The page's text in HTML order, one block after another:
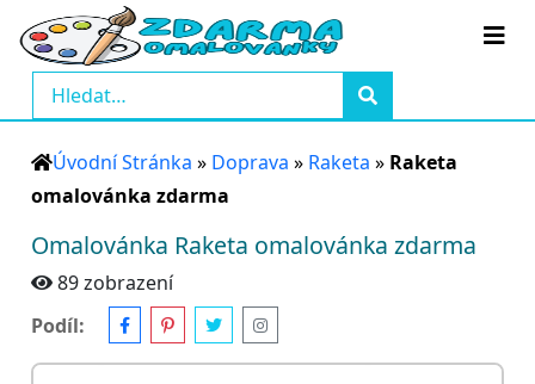
Úvodní Stránka » Doprava » Raketa » Raketa
omalovánka zdarma
Omalovánka Raketa omalovánka zdarma
89 zobrazení
Podíl: